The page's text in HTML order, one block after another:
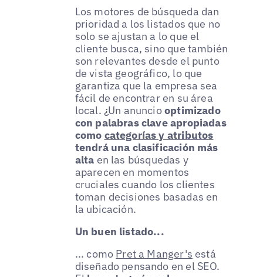
Los motores de búsqueda dan
prioridad a los listados que no
solo se ajustan a lo que el
cliente busca, sino que también
son relevantes desde el punto
de vista geográfico, lo que
garantiza que la empresa sea
fácil de encontrar en su área
local. ¿Un anunciooptimizado
con palabras clave apropiadas
como categorías y atributos
tendrá una clasificación más
alta en las búsquedas y
aparecen en momentos
cruciales cuando los clientes
toman decisiones basadas en
la ubicación.
Un buen listado...
... como Pret a Manger's está
diseñado pensando en el SEO.